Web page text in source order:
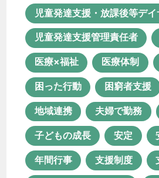
実習 年間行事 支援
支援級 放課後等デイサ
新卒 新棟 日中サー
未経験 未経験転職
栄養マネジメント 栄養
特別支援学校 理学療法
生活支援員 生産活動
児童発達支援・放課後等デイ
児童発達支援管理責任者
医療×福祉 医療体制
困った行動 困窮者支援
地域連携 夫婦で勤務
子どもの成長 安定
年間行事 支援制度